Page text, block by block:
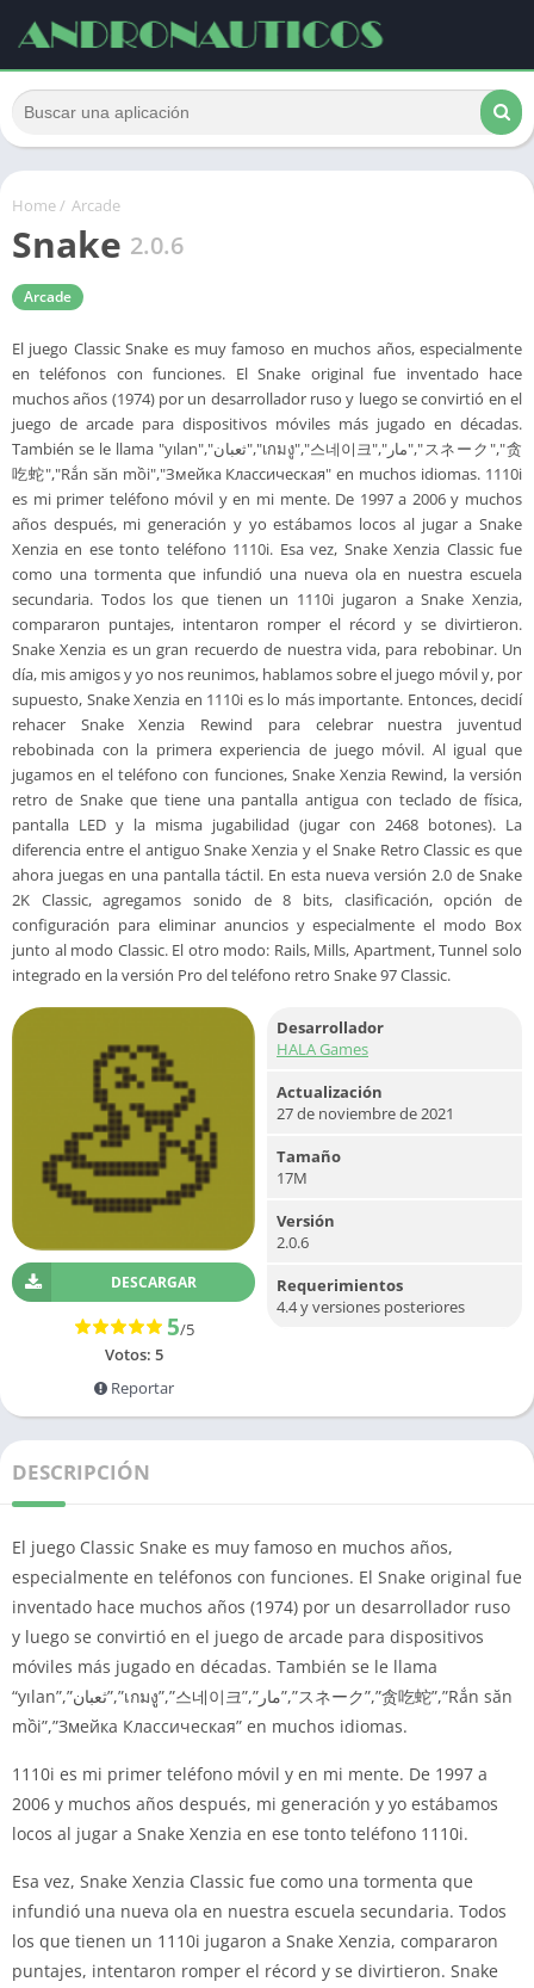
Home/ Arcade
Snake 2.0.6
Arcade
El juego Classic Snake es muy famoso en muchos años, especialmente
en teléfonos con funciones. El Snake original fue inventado hace
muchos años (1974) por un desarrollador ruso y luego se convirtió en el
juego de arcade para dispositivos móviles más jugado en décadas.
También se le llama "yılan","ثعبان","เกมงู","스네이크","مار","スネーク","贪
吃蛇","Rắn săn mồi","Змейка Классическая" en muchos idiomas. 1110i
es mi primer teléfono móvil y en mi mente. De 1997 a 2006 y muchos
años después, mi generación y yo estábamos locos al jugar a Snake
Xenzia en ese tonto teléfono 1110i. Esa vez, Snake Xenzia Classic fue
como una tormenta que infundió una nueva ola en nuestra escuela
secundaria. Todos los que tienen un 1110i jugaron a Snake Xenzia,
compararon puntajes, intentaron romper el récord y se divirtieron.
Snake Xenzia es un gran recuerdo de nuestra vida, para rebobinar. Un
día, mis amigos y yo nos reunimos, hablamos sobre el juego móvil y, por
supuesto, Snake Xenzia en 1110i es lo más importante. Entonces, decidí
rehacer Snake Xenzia Rewind para celebrar nuestra juventud
rebobinada con la primera experiencia de juego móvil. Al igual que
jugamos en el teléfono con funciones, Snake Xenzia Rewind, la versión
retro de Snake que tiene una pantalla antigua con teclado de física,
pantalla LED y la misma jugabilidad (jugar con 2468 botones). La
diferencia entre el antiguo Snake Xenzia y el Snake Retro Classic es que
ahora juegas en una pantalla táctil. En esta nueva versión 2.0 de Snake
2K Classic, agregamos sonido de 8 bits, clasificación, opción de
configuración para eliminar anuncios y especialmente el modo Box
junto al modo Classic. El otro modo: Rails, Mills, Apartment, Tunnel solo
integrado en la versión Pro del teléfono retro Snake 97 Classic.
DESCARGAR
5/5
Votos: 5
Reportar
Desarrollador
HALA Games
Actualización
27 de noviembre de 2021
Tamaño
17M
Versión
2.0.6
Requerimientos
4.4 y versiones posteriores
DESCRIPCIÓN
El juego Classic Snake es muy famoso en muchos años,
especialmente en teléfonos con funciones. El Snake original fue
inventado hace muchos años (1974) por un desarrollador ruso
y luego se convirtió en el juego de arcade para dispositivos
móviles más jugado en décadas. También se le llama
“yılan”,”ثعبان”,”เกมงู”,”스네이크”,”مار”,”スネーク”,”贪吃蛇”,”Rắn săn
mồi”,”Змейка Классическая” en muchos idiomas.
1110i es mi primer teléfono móvil y en mi mente. De 1997 a
2006 y muchos años después, mi generación y yo estábamos
locos al jugar a Snake Xenzia en ese tonto teléfono 1110i.
Esa vez, Snake Xenzia Classic fue como una tormenta que
infundió una nueva ola en nuestra escuela secundaria. Todos
los que tienen un 1110i jugaron a Snake Xenzia, compararon
puntajes, intentaron romper el récord y se divirtieron. Snake